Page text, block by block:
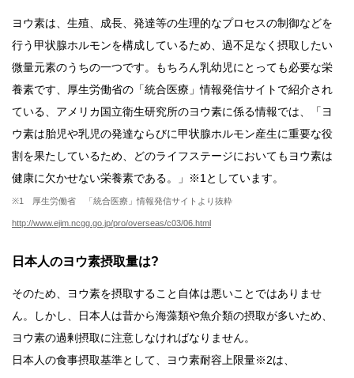
ヨウ素は、生殖、成長、発達等の生理的なプロセスの制御などを
行う甲状腺ホルモンを構成しているため、過不足なく摂取したい
微量元素のうちの一つです。もちろん乳幼児にとっても必要な栄
養素です、厚生労働省の「統合医療」情報発信サイトで紹介され
ている、アメリカ国立衛生研究所のヨウ素に係る情報では、「ヨ
ウ素は胎児や乳児の発達ならびに甲状腺ホルモン産生に重要な役
割を果たしているため、どのライフステージにおいてもヨウ素は
健康に欠かせない栄養素である。」※1としています。
※1 厚生労働省 「統合医療」情報発信サイトより抜粋
http://www.ejim.ncgg.go.jp/pro/overseas/c03/06.html
日本人のヨウ素摂取量は?
そのため、ヨウ素を摂取すること自体は悪いことではありませ
ん。しかし、日本人は昔から海藻類や魚介類の摂取が多いため、
ヨウ素の過剰摂取に注意しなければなりません。
日本人の食事摂取基準として、ヨウ素耐容上限量※2は、